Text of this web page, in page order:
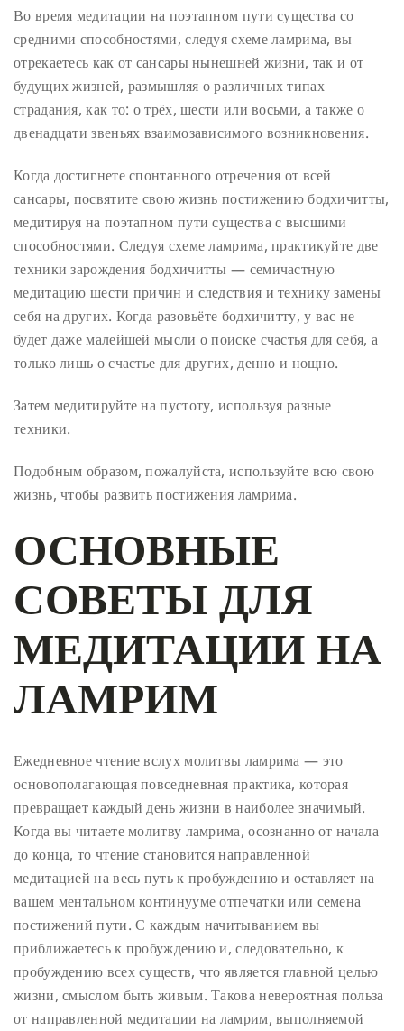
Во время медитации на поэтапном пути существа со
средними способностями, следуя схеме ламрима, вы
отрекаетесь как от сансары нынешней жизни, так и от
будущих жизней, размышляя о различных типах
страдания, как то: о трёх, шести или восьми, а также о
двенадцати звеньях взаимозависимого возникновения.
Когда достигнете спонтанного отречения от всей
сансары, посвятите свою жизнь постижению бодхичитты,
медитируя на поэтапном пути существа с высшими
способностями. Следуя схеме ламрима, практикуйте две
техники зарождения бодхичитты — семичастную
медитацию шести причин и следствия и технику замены
себя на других. Когда разовьёте бодхичитту, у вас не
будет даже малейшей мысли о поиске счастья для себя, а
только лишь о счастье для других, денно и нощно.
Затем медитируйте на пустоту, используя разные
техники.
Подобным образом, пожалуйста, используйте всю свою
жизнь, чтобы развить постижения ламрима.
ОСНОВНЫЕ
СОВЕТЫ ДЛЯ
МЕДИТАЦИИ НА
ЛАМРИМ
Ежедневное чтение вслух молитвы ламрима — это
основополагающая повседневная практика, которая
превращает каждый день жизни в наиболее значимый.
Когда вы читаете молитву ламрима, осознанно от начала
до конца, то чтение становится направленной
медитацией на весь путь к пробуждению и оставляет на
вашем ментальном континууме отпечатки или семена
постижений пути. С каждым начитыванием вы
приближаетесь к пробуждению и, следовательно, к
пробуждению всех существ, что является главной целью
жизни, смыслом быть живым. Такова невероятная польза
от направленной медитации на ламрим, выполняемой